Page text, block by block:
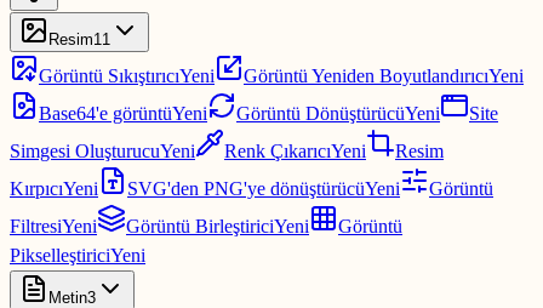
Resim11
Görüntü SıkıştırıcıYeni Görüntü Yeniden BoyutlandırıcıYeni
Base64'e görüntüYeni Görüntü DönüştürücüYeni
Site
Simgesi OluşturucuYeni Renk ÇıkarıcıYeni
Resim
KırpıcıYeni SVG'den PNG'ye dönüştürücüYeni
Görüntü
FiltresiYeni Görüntü BirleştiriciYeni
Görüntü
PikselleştiriciYeni
Metin3